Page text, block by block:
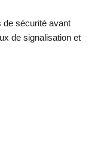
de sécurité avant
de signalisation et